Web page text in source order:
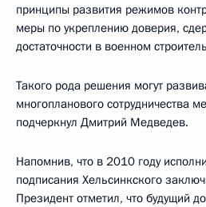
принципы развития режимов
меры по укреплению доверия,
достаточности в военном
Такого рода решения могут
многопланового сотрудничества
подчеркнул Дмитрий Медведев.
Напомнив, что в 2010 году
подписания Хельсинкского
Президент отметил, что будущий